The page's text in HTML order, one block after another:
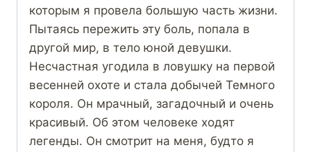
которым я провела большую часть жизни.
Пытаясь пережить эту боль, попала в
другой мир, в тело юной девушки.
Несчастная угодила в ловушку на первой
весенней охоте и стала добычей Темного
короля. Он мрачный, загадочный и очень
красивый. Об этом человеке ходят
легенды. Он смотрит на меня, будто я